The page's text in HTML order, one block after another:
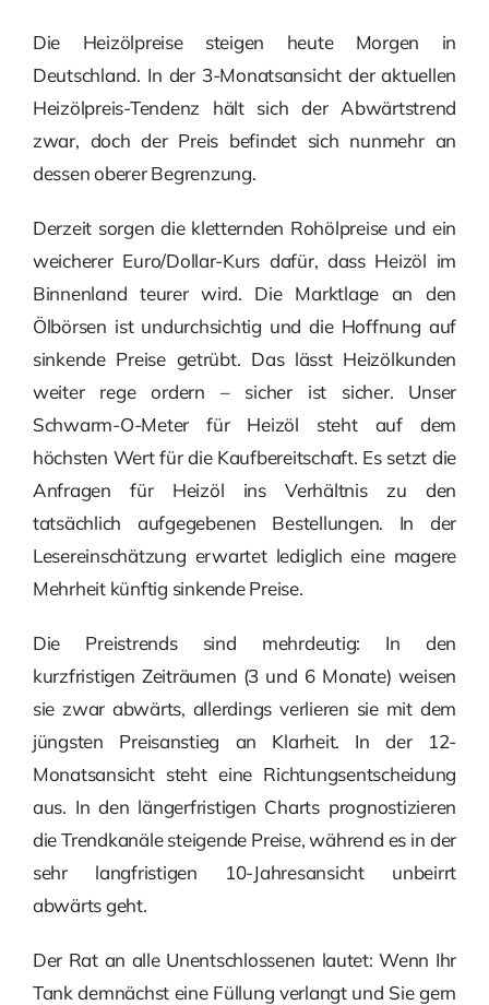
Die Heizölpreise steigen heute Morgen in
Deutschland. In der 3-Monatsansicht der aktuellen
Heizölpreis-Tendenz hält sich der Abwärtstrend
zwar, doch der Preis befindet sich nunmehr an
dessen oberer Begrenzung.
Derzeit sorgen die kletternden Rohölpreise und ein
weicherer Euro/Dollar-Kurs dafür, dass Heizöl im
Binnenland teurer wird. Die Marktlage an den
Ölbörsen ist undurchsichtig und die Hoffnung auf
sinkende Preise getrübt. Das lässt Heizölkunden
weiter rege ordern – sicher ist sicher. Unser
Schwarm-O-Meter für Heizöl steht auf dem
höchsten Wert für die Kaufbereitschaft. Es setzt die
Anfragen für Heizöl ins Verhältnis zu den
tatsächlich aufgegebenen Bestellungen. In der
Lesereinschätzung erwartet lediglich eine magere
Mehrheit künftig sinkende Preise.
Die Preistrends sind mehrdeutig: In den
kurzfristigen Zeiträumen (3 und 6 Monate) weisen
sie zwar abwärts, allerdings verlieren sie mit dem
jüngsten Preisanstieg an Klarheit. In der 12-
Monatsansicht steht eine Richtungsentscheidung
aus. In den längerfristigen Charts prognostizieren
die Trendkanäle steigende Preise, während es in der
sehr langfristigen 10-Jahresansicht unbeirrt
abwärts geht.
Der Rat an alle Unentschlossenen lautet: Wenn Ihr
Tank demnächst eine Füllung verlangt und Sie gern